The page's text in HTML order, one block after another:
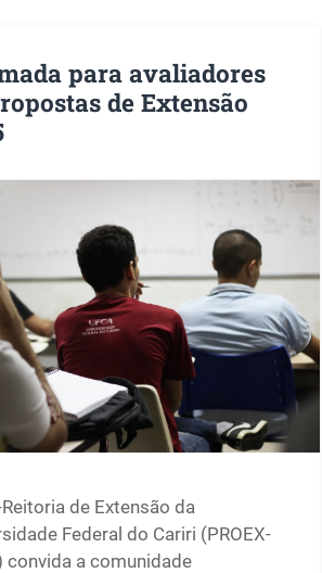
para avaliadores
de Extensão
de Extensão da
Federal do Cariri (PROEX-
convida a comunidade